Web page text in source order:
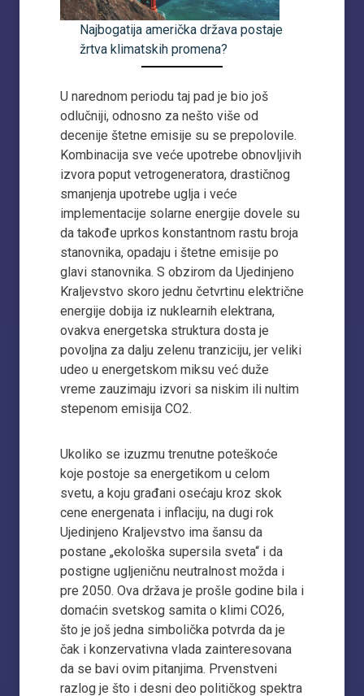
Najbogatija američka država postaje
žrtva klimatskih promena?
U narednom periodu taj pad je bio još
odlučniji, odnosno za nešto više od
decenije štetne emisije su se prepolovile.
Kombinacija sve veće upotrebe obnovljivih
izvora poput vetrogeneratora, drastičnog
smanjenja upotrebe uglja i veće
implementacije solarne energije dovele su
da takođe uprkos konstantnom rastu broja
stanovnika, opadaju i štetne emisije po
glavi stanovnika. S obzirom da Ujedinjeno
Kraljevstvo skoro jednu četvrtinu električne
energije dobija iz nuklearnih elektrana,
ovakva energetska struktura dosta je
povoljna za dalju zelenu tranziciju, jer veliki
udeo u energetskom miksu već duže
vreme zauzimaju izvori sa niskim ili nultim
stepenom emisija CO2.
Ukoliko se izuzmu trenutne poteškoće
koje postoje sa energetikom u celom
svetu, a koju građani osećaju kroz skok
cene energenata i inflaciju, na dugi rok
Ujedinjeno Kraljevstvo ima šansu da
postane „ekološka supersila sveta“ i da
postigne ugljeničnu neutralnost možda i
pre 2050. Ova država je prošle godine bila i
domaćin svetskog samita o klimi CO26,
što je još jedna simbolička potvrda da je
čak i konzervativna vlada zainteresovana
da se bavi ovim pitanjima. Prvenstveni
razlog je što i desni deo političkog spektra